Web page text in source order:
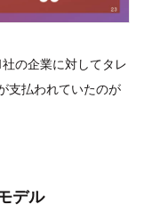
の企業に対してタレ
支払われていたのが
デル